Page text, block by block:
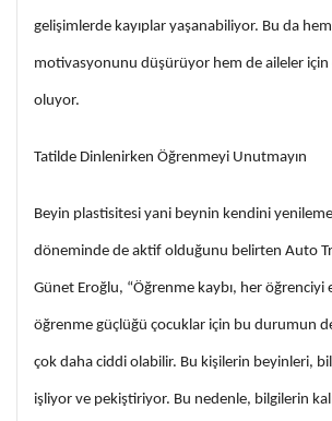
gelişimlerde kayıplar yaşanabiliyor. Bu da
motivasyonunu düşürüyor hem de aileler için
oluyor.
Tatilde Dinlenirken Öğrenmeyi Unutmayın
Beyin plastisitesi yani beynin kendini
döneminde de aktif olduğunu belirten Auto
Günet Eroğlu, “Öğrenme kaybı, her öğrenciyi
öğrenme güçlüğü çocuklar için bu durumun
çok daha ciddi olabilir. Bu kişilerin beyinleri,
işliyor ve pekiştiriyor. Bu nedenle, bilgilerin